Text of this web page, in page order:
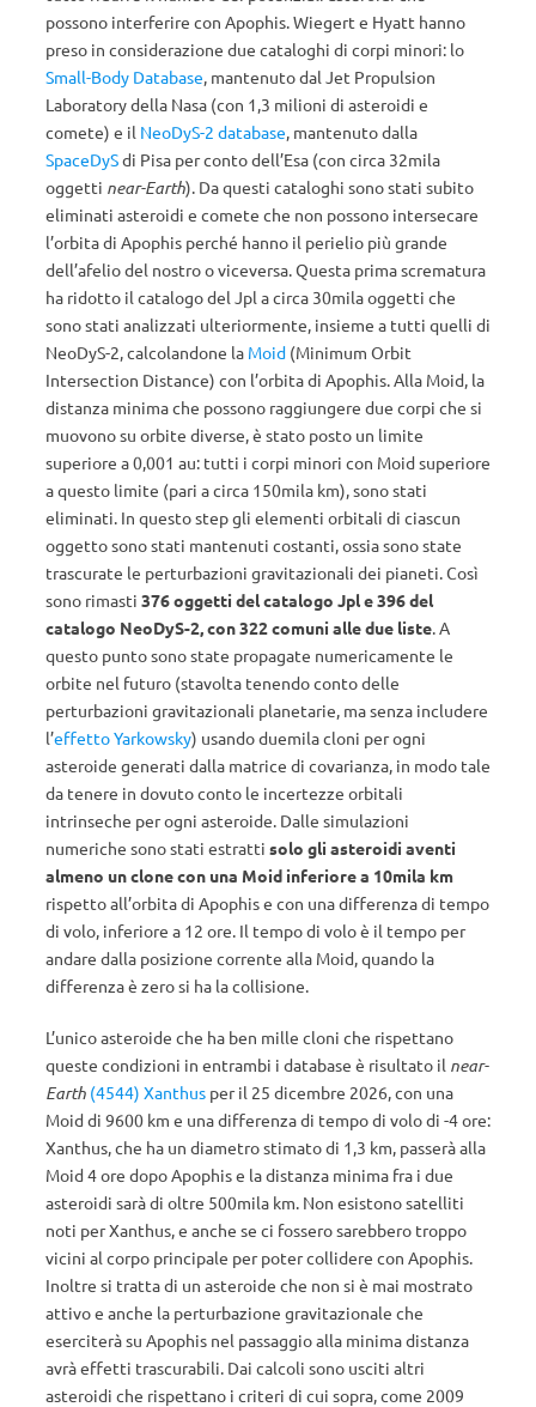
possono interferire con Apophis. Wiegert e Hyatt hanno
preso in considerazione due cataloghi di corpi minori: lo
Small-Body Database, mantenuto dal Jet Propulsion
Laboratory della Nasa (con 1,3 milioni di asteroidi e
comete) e il NeoDyS-2 database, mantenuto dalla
SpaceDySdi Pisa per conto dell’Esa (con circa 32mila
oggetti near-Earth). Da questi cataloghi sono stati subito
eliminati asteroidi e comete che non possono intersecare
l’orbita di Apophis perché hanno il perielio più grande
dell’afelio del nostro o viceversa. Questa prima scrematura
ha ridotto il catalogo del Jpl a circa 30mila oggetti che
sono stati analizzati ulteriormente, insieme a tutti quelli di
NeoDyS-2, calcolandone la Moid (Minimum Orbit
Intersection Distance) con l’orbita di Apophis. Alla Moid, la
distanza minima che possono raggiungere due corpi che si
muovono su orbite diverse, è stato posto un limite
superiore a 0,001 au: tutti i corpi minori con Moid superiore
a questo limite (pari a circa 150mila km), sono stati
eliminati. In questo step gli elementi orbitali di ciascun
oggetto sono stati mantenuti costanti, ossia sono state
trascurate le perturbazioni gravitazionali dei pianeti. Così
sono rimasti 376 oggetti del catalogo Jpl e 396 del
catalogo NeoDyS-2, con 322 comuni alle due liste. A
questo punto sono state propagate numericamente le
orbite nel futuro (stavolta tenendo conto delle
perturbazioni gravitazionali planetarie, ma senza includere
l’effetto Yarkowsky) usando duemila cloni per ogni
asteroide generati dalla matrice di covarianza, in modo tale
da tenere in dovuto conto le incertezze orbitali
intrinseche per ogni asteroide. Dalle simulazioni
numeriche sono stati estratti solo gli asteroidi aventi
almeno un clone con una Moid inferiore a 10mila km
rispetto all’orbita di Apophis e con una differenza di tempo
di volo, inferiore a 12 ore. Il tempo di volo è il tempo per
andare dalla posizione corrente alla Moid, quando la
differenza è zero si ha la collisione.
L’unico asteroide che ha ben mille cloni che rispettano
queste condizioni in entrambi i database è risultato il near-
Earth (4544) Xanthus per il 25 dicembre 2026, con una
Moid di 9600 km e una differenza di tempo di volo di -4 ore:
Xanthus, che ha un diametro stimato di 1,3 km, passerà alla
Moid 4 ore dopo Apophis e la distanza minima fra i due
asteroidi sarà di oltre 500mila km. Non esistono satelliti
noti per Xanthus, e anche se ci fossero sarebbero troppo
vicini al corpo principale per poter collidere con Apophis.
Inoltre si tratta di un asteroide che non si è mai mostrato
attivo e anche la perturbazione gravitazionale che
eserciterà su Apophis nel passaggio alla minima distanza
avrà effetti trascurabili. Dai calcoli sono usciti altri
asteroidi che rispettano i criteri di cui sopra, come 2009